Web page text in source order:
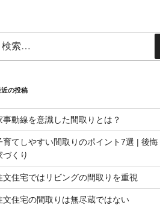
:
近の投稿
事動線を意識した間取りとは？
育てしやすい間取りのポイント7選 | 後悔
づくり
文住宅ではリビングの間取りを重視
文住宅の間取りは無尽蔵ではない